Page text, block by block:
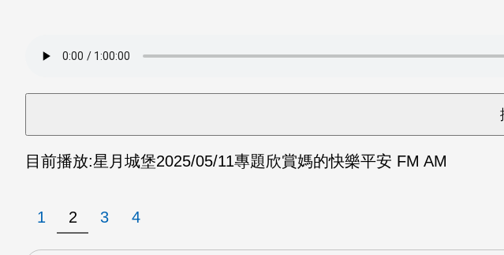
目前播放:星月城堡2025/05/11專題欣賞媽的快樂平安 FM AM
1 2 3 4